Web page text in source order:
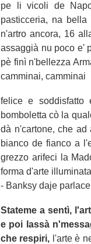
pe li vicoli de
pasticceria, na
n'artro ancora, 16
assaggià nu poco e'
pè finì n'bellezza
camminai, camminai
felice e soddisfatto
bomboletta cò la
dà n'cartone, che
bianco de fianco a
grezzo arifeci la
forma d'arte
- Banksy daje
Stateme a sentì,
e poi lassà
che respiri, l'arte è